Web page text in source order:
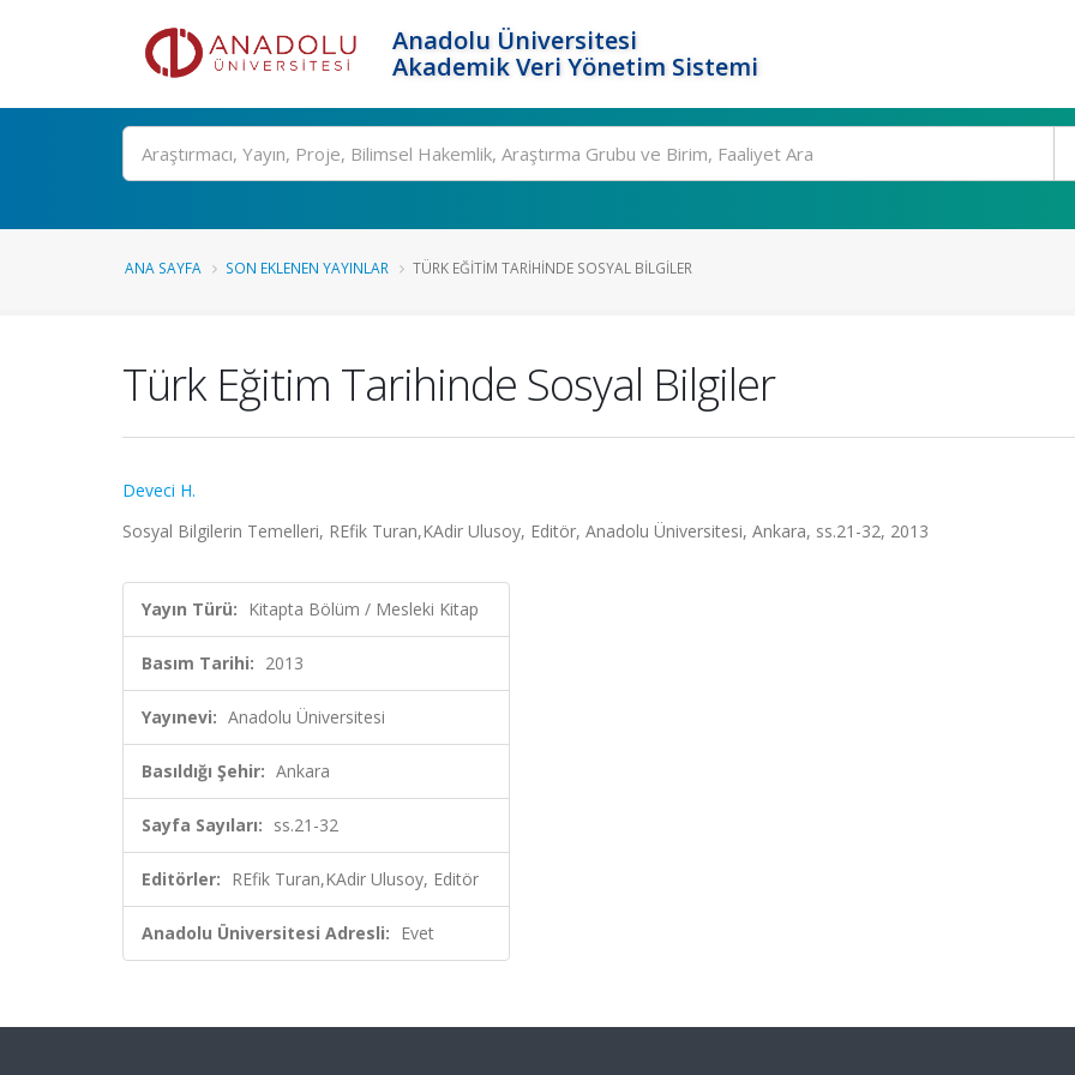
Anadolu Üniversitesi
Akademik Veri Yönetim Sistemi
Ara
ANA SAYFA SON EKLENEN YAYINLAR TÜRK EĞITIM TARIHINDE SOSYAL BILGILER
Türk Eğitim Tarihinde Sosyal Bilgiler
Deveci H.
Sosyal Bilgilerin Temelleri, REfik Turan,KAdir Ulusoy, Editör, Anadolu Üniversitesi, Ankara, ss.21-32, 2013
Yayın Türü: Kitapta Bölüm / Mesleki Kitap
Basım Tarihi: 2013
Yayınevi: Anadolu Üniversitesi
Basıldığı Şehir: Ankara
Sayfa Sayıları: ss.21-32
Editörler: REfik Turan,KAdir Ulusoy, Editör
Anadolu Üniversitesi Adresli: Evet